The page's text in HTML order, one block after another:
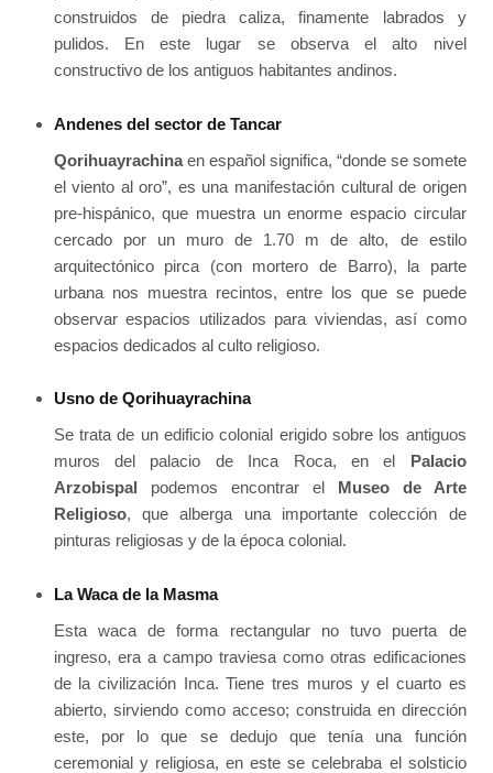
construidos de piedra caliza, finamente labrados y
pulidos. En este lugar se observa el alto nivel
constructivo de los antiguos habitantes andinos.
Andenes del sector de Tancar
Qorihuayrachinaen español significa, “donde se somete
el viento al oro”, es una manifestación cultural de origen
pre-hispánico, que muestra un enorme espacio circular
cercado por un muro de 1.70 m de alto, de estilo
arquitectónico pirca (con mortero de Barro), la parte
urbana nos muestra recintos, entre los que se puede
observar espacios utilizados para viviendas, así como
espacios dedicados al culto religioso.
Usno de Qorihuayrachina
Se trata de un edificio colonial erigido sobre los antiguos
muros del palacio de Inca Roca, en el Palacio
Arzobispal podemos encontrar el Museo de Arte
Religioso, que alberga una importante colección de
pinturas religiosas y de la época colonial.
La Waca de la Masma
Esta waca de forma rectangular no tuvo puerta de
ingreso, era a campo traviesa como otras edificaciones
de la civilización Inca. Tiene tres muros y el cuarto es
abierto, sirviendo como acceso; construida en dirección
este, por lo que se dedujo que tenía una función
ceremonial y religiosa, en este se celebraba el solsticio